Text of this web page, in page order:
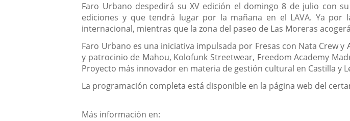
Faro Urbano despedirá su XV edición el domingo 8 de julio con
ediciones y que tendrá lugar por la mañana en el LAVA. Ya
internacional, mientras que la zona del paseo de Las Moreras
Faro Urbano es una iniciativa impulsada por Fresas con Nata Crew
y patrocinio de Mahou, Kolofunk Streetwear, Freedom Academy
Proyecto más innovador en materia de gestión cultural en Castilla y
La programación completa está disponible en la página web del
Más información en: